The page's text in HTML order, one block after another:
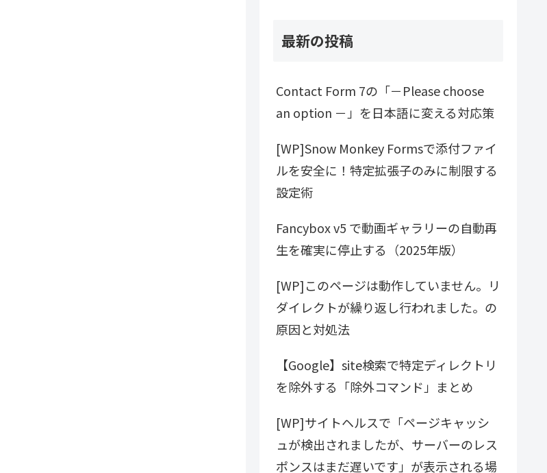
最新の投稿
Contact Form 7の「－Please choose
an option －」を日本語に変える対応策
[WP]Snow Monkey Formsで添付ファイ
ルを安全に！特定拡張子のみに制限する
設定術
Fancybox v5 で動画ギャラリーの自動再
生を確実に停止する（2025年版）
[WP]このページは動作していません。リ
ダイレクトが繰り返し行われました。の
原因と対処法
【Google】site検索で特定ディレクトリ
を除外する「除外コマンド」まとめ
[WP]サイトヘルスで「ページキャッシ
ュが検出されましたが、サーバーのレス
ポンスはまだ遅いです」が表示される場